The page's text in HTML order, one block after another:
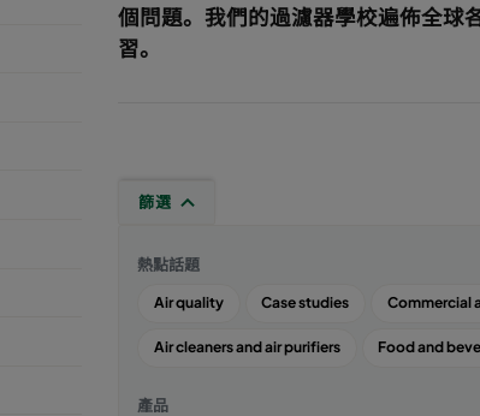
個問題。我們的過濾器學校遍佈全球
習。
篩選
熱點話題
Air quality Case studies Commercial
Air cleaners and air purifiers Food and
產品